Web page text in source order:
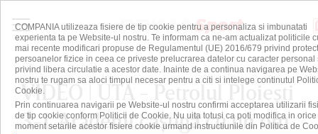
VIDEO | UTA - Petrolul Ploieşti
3-1. Arădenii câştigă cu un om
COMPANIA utilizeaza fisiere de tip cookie pentru a personaliza si imbunatati
experienta ta pe Website-ul nostru. Te informam ca ne-am actualizat politicile
mai recente modificari propuse de Regulamentul (UE) 2016/679 privind
persoanelor fizice in ceea ce priveste prelucrarea datelor cu caracter personal
privind libera circulatie a acestor date. Inainte de a continua navigarea pe
nostru te rugam sa aloci timpul necesar pentru a citi si intelege continutul
Cookie.
Prin continuarea navigarii pe Website-ul nostru confirmi acceptarea utilizarii
de tip cookie conform Politicii de Cookie. Nu uita totusi ca poti modifica in orice
moment setarile acestor fisiere cookie urmand instructiunile din Politica de